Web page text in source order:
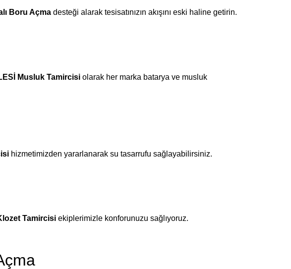
Boru Açma desteği alarak tesisatınızın akışını eski haline getirin.
Musluk Tamircisi olarak her marka batarya ve musluk
hizmetimizden yararlanarak su tasarrufu sağlayabilirsiniz.
Tamircisi ekiplerimizle konforunuzu sağlıyoruz.